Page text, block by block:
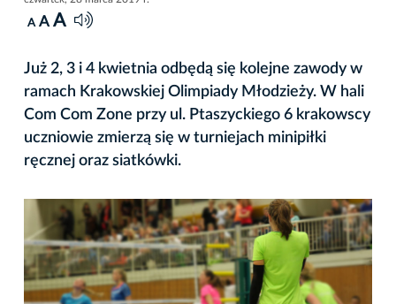
A A A
Już 2, 3 i 4 kwietnia odbędą się kolejne zawody w
ramach Krakowskiej Olimpiady Młodzieży. W hali
Com Com Zone przy ul. Ptaszyckiego 6 krakowscy
uczniowie zmierzą się w turniejach minipiłki
ręcznej oraz siatkówki.